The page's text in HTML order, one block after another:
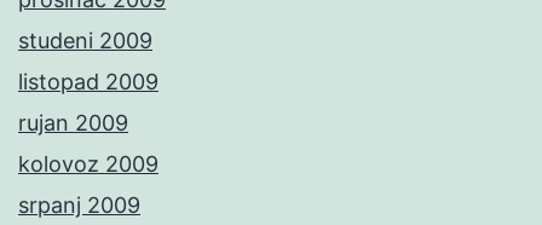
studeni 2009
listopad 2009
rujan 2009
kolovoz 2009
srpanj 2009